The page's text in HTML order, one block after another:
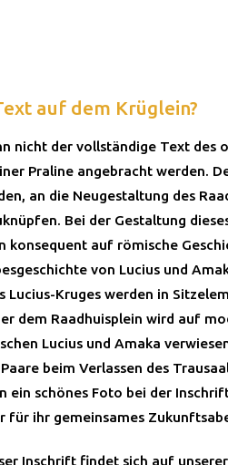
auf dem Krüglein?
nicht der vollständige Text des
Praline angebracht werden.
an die Neugestaltung des
Bei der Gestaltung
konsequent auf römische
von Lucius und
Lucius-Kruges werden in
dem Raadhuisplein wird auf
Lucius und Amaka
beim Verlassen des
ein schönes Foto bei der
für ihr gemeinsames
Inschrift findet sich auf